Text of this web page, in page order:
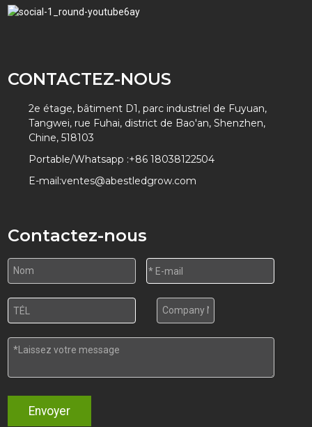
CONTACTEZ-NOUS
2e étage, bâtiment D1, parc industriel de Fuyuan,
Tangwei, rue Fuhai, district de Bao'an, Shenzhen,
Chine, 518103
Portable/Whatsapp :+86 18038122504
E-mail:ventes@abestledgrow.com
Contactez-nous
Envoyer